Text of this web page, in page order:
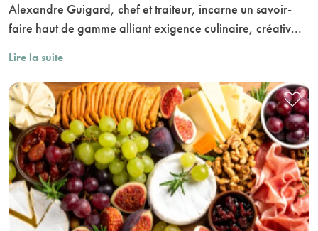
Alexandre Guigard, chef et traiteur, incarne un savoir-
faire haut de gamme alliant exigence culinaire, créativ...
Lire la suite